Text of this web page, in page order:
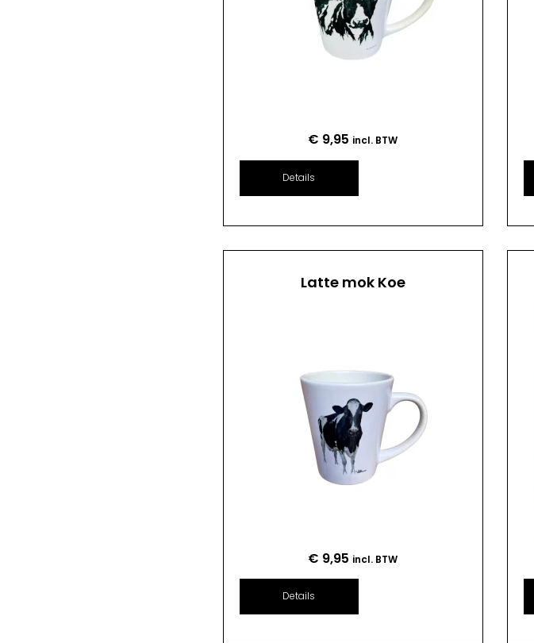
€ 9,95 incl. BTW
Details
Latte mok Koe
€ 9,95 incl. BTW
Details